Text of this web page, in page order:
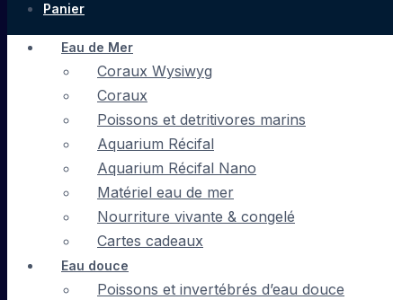
Panier
Eau de Mer
Coraux Wysiwyg
Coraux
Poissons et detritivores marins
Aquarium Récifal
Aquarium Récifal Nano
Matériel eau de mer
Nourriture vivante & congelé
Cartes cadeaux
Eau douce
Poissons et invertébrés d’eau douce